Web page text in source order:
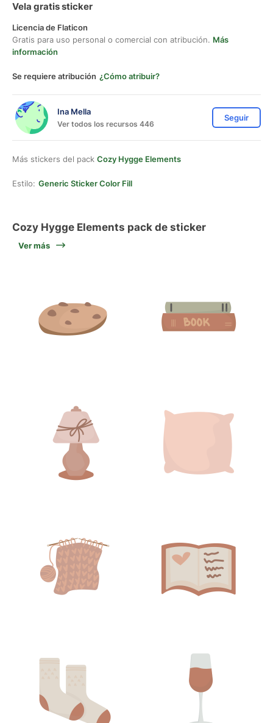
Vela gratis sticker
Licencia de Flaticon
Gratis para uso personal o comercial con atribución. Más
información
Se requiere atribución ¿Cómo atribuir?
Ina Mella
Ver todos los recursos 446
Seguir
Más stickers del pack Cozy Hygge Elements
Estilo: Generic Sticker Color Fill
Cozy Hygge Elements pack de sticker
Ver más